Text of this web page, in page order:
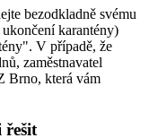
bezodkladně svému
karantény)
V případě, že
zaměstnavatel
Brno, která vám
řešit